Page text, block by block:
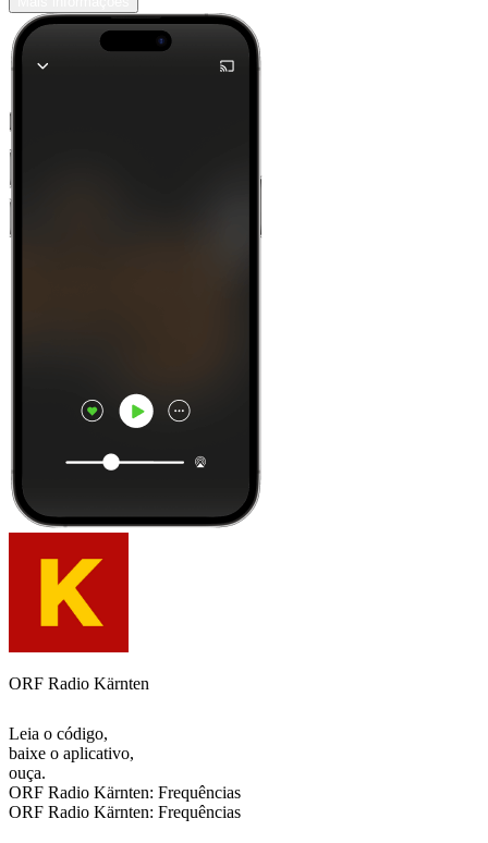
ORF Radio Kärnten
Leia o código,
baixe o aplicativo,
ouça.
ORF Radio Kärnten: Frequências
ORF Radio Kärnten: Frequências